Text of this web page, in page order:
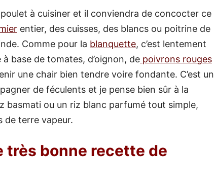
à cuisiner et il conviendra de concocter ce
entier, des cuisses, des blancs ou poitrine de
Comme pour la blanquette, c’est lentement
base de tomates, d’oignon, de poivrons rouges
une chair bien tendre voire fondante. C’est un
de féculents et je pense bien sûr à la
basmati ou un riz blanc parfumé tout simple,
de terre vapeur.
très bonne recette de